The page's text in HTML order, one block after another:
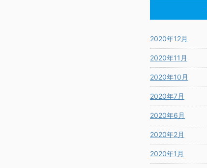
2020年12月
2020年11月
2020年10月
2020年7月
2020年6月
2020年2月
2020年1月